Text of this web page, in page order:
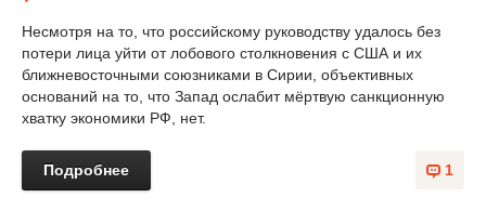
Несмотря на то, что российскому руководству удалось без
потери лица уйти от лобового столкновения с США и их
ближневосточными союзниками в Сирии, объективных
оснований на то, что Запад ослабит мёртвую санкционную
хватку экономики РФ, нет.
1
Подробнее